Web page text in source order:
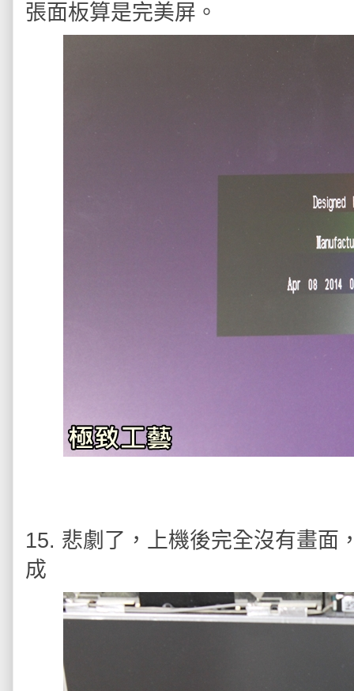
張面板算是完美屏。
15. 悲劇了，上機後完全沒有畫面
成